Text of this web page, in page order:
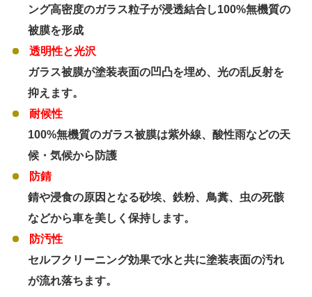
ング高密度のガラス粒子が浸透結合し100%無機質の
被膜を形成
透明性と光沢
ガラス被膜が塗装表面の凹凸を埋め、光の乱反射を
抑えます。
耐候性
100%無機質のガラス被膜は紫外線、酸性雨などの天
候・気候から防護
防錆
錆や浸食の原因となる砂埃、鉄粉、鳥糞、虫の死骸
などから車を美しく保持します。
防汚性
セルフクリーニング効果で水と共に塗装表面の汚れ
が流れ落ちます。